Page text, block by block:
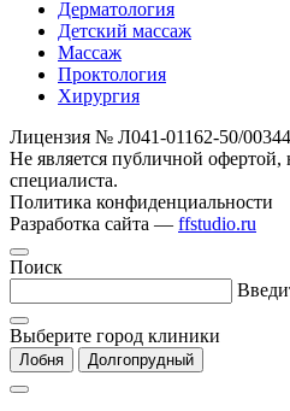
Дерматология
Детский массаж
Массаж
Проктология
Хирургия
Лицензия № Л041-01162-50/
Не является публичной офертой,
специалиста.
Политика конфиденциальности
Разработка сайта — ffstudio.ru
Поиск
Выберите город клиники
Лобня Долгопрудный